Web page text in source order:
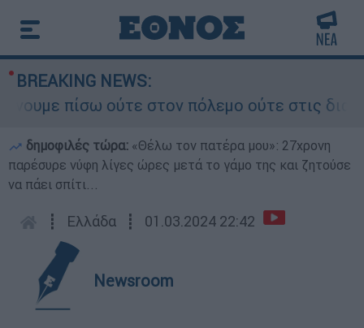
BREAKING NEWS:
πίσω ούτε στον πόλεμο ούτε στις
δημοφιλές τώρα: «Θέλω τον πατέρα μου»: 27χρονη
παρέσυρε νύφη λίγες ώρες μετά το γάμο της και ζητούσε
να πάει σπίτι...
┋ Ελλάδα ┋ 01.03.2024 22:42
Newsroom